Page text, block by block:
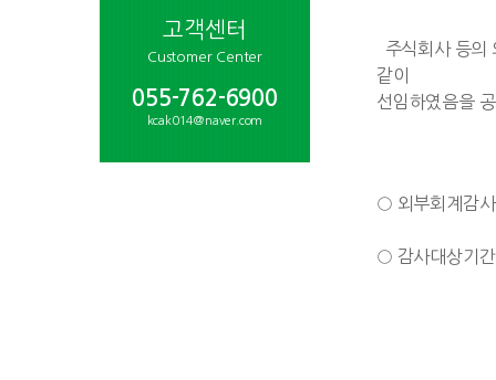
고객센터
Customer Center
055-762-6900
kcak014@naver.com
주식회사 등의
같이
선임하였음을
○ 외부회계감
○ 감사대상기